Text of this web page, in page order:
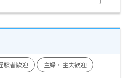
験者歓迎
主婦・主夫歓迎